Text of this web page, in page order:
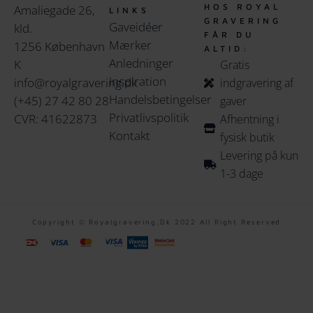
Amaliegade 26,
kld.
1256 København
K
info@royalgravering.dk
(+45) 27 42 80 28
CVR: 41622873
LINKS
Gaveidéer
Mærker
Anledninger
Inspiration
Handelsbetingelser
Privatlivspolitik
Kontakt
HOS ROYAL
GRAVERING
FÅR DU
ALTID:
Gratis
indgravering af
gaver
Afhentning i
fysisk butik
Levering på kun
1-3 dage
Copyright © Royalgravering.dk 2022 All Right Reserved